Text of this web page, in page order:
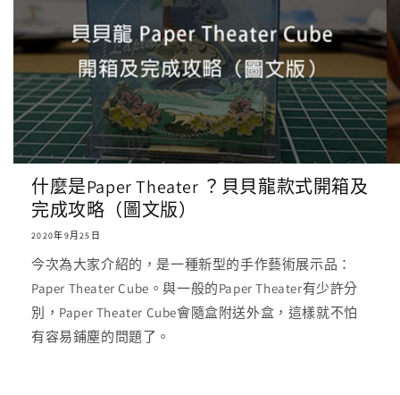
什麼是Paper Theater ？貝貝龍款式開箱及
完成攻略（圖文版）
2020年9月25日
今次為大家介紹的，是一種新型的手作藝術展示品：
Paper Theater Cube。與一般的Paper Theater有少許分
別，Paper Theater Cube會隨盒附送外盒，這樣就不怕
有容易鋪塵的問題了。